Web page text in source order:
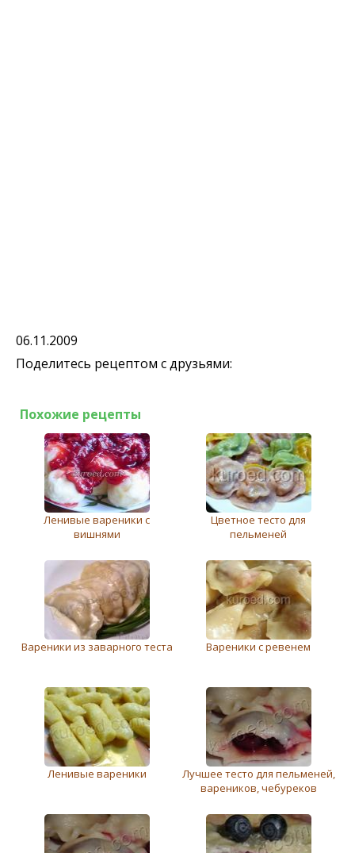
06.11.2009
Поделитесь рецептом с друзьями:
Похожие рецепты
Ленивые вареники с
вишнями
Цветное тесто для
пельменей
Вареники из заварного теста Вареники с ревенем
Ленивые вареники
Лучшее тесто для пельменей,
вареников, чебуреков